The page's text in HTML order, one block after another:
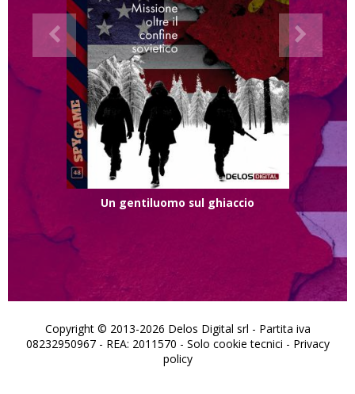
Un gentiluomo sul ghiaccio
Copyright © 2013-2026 Delos Digital srl - Partita iva
08232950967 - REA: 2011570 - Solo cookie tecnici - Privacy
policy